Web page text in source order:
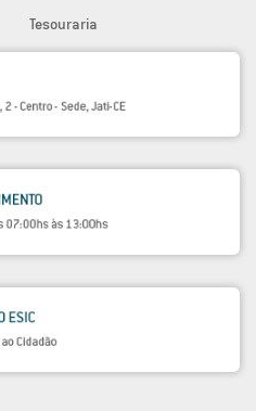
Tesouraria